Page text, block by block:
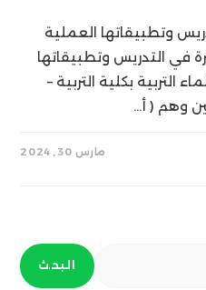
وتطبيقاتها العملية
في التدريس وتطبيقاتها
التربية بكلية التربية –
وهم ( أ…
مارس 30, 2024
البحث